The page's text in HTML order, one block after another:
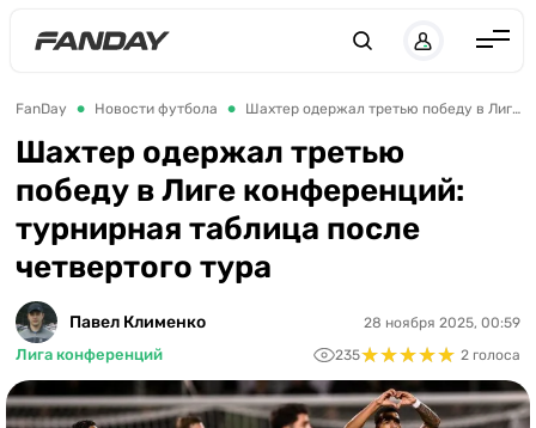
Испания
Германия
Италия
Украина
ЛЧ
ЛЕ
FanDay Новости футбола Шахтер одержал третью победу в Лиге конференций: турнирная таблица после четвертого тура
Шахтер одержал третью
победу в Лиге конференций:
турнирная таблица после
четвертого тура
Павел Клименко
Лига конференций
28 ноября 2025, 00:59
235★★★★★
★★★★★ 2 голоса